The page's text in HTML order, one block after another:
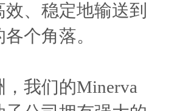
效、稳定地输送到
个角落。
，我们的Minerva